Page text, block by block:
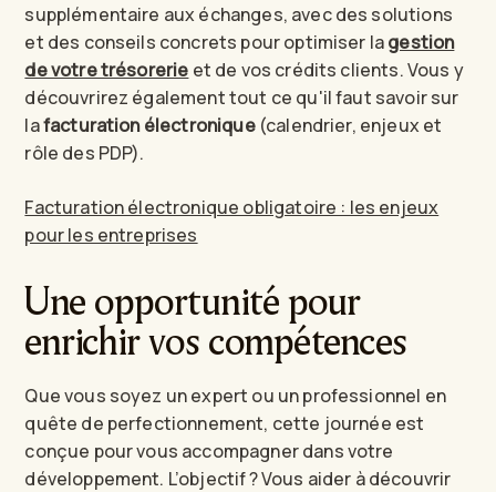
supplémentaire aux échanges, avec des solutions
et des conseils concrets pour optimiser lagestion
de votre trésorerie et de vos crédits clients. Vous y
découvrirez également tout ce qu'il faut savoir sur
lafacturation électronique(calendrier, enjeux et
rôle des PDP).
Facturation électronique obligatoire : les enjeux
pour les entreprises
Une opportunité pour
enrichir vos compétences
Que vous soyez un expert ou un professionnel en
quête de perfectionnement, cette journée est
conçue pour vous accompagner dans votre
développement. L’objectif ? Vous aider à découvrir